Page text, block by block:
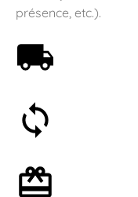
présence, etc.).